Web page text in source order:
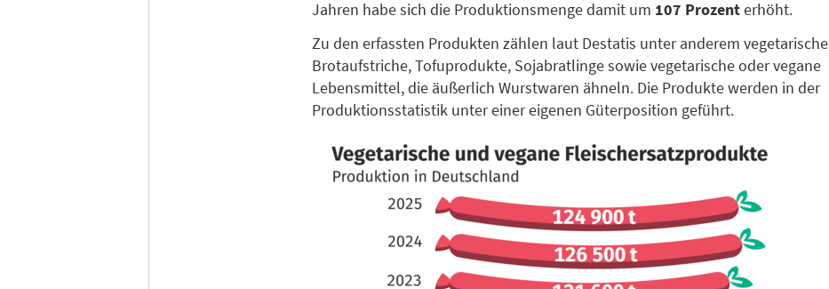
Jahren habe sich die Produktionsmenge damit um 107 Prozenterhöht.
Zu den erfassten Produkten zählen laut Destatis unter anderem vegetarische
Brotaufstriche, Tofuprodukte, Sojabratlinge sowie vegetarische oder vegane
Lebensmittel, die äußerlich Wurstwaren ähneln. Die Produkte werden in der
Produktionsstatistik unter einer eigenen Güterposition geführt.